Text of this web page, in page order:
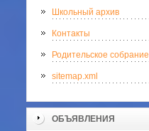
Школьный архив
Контакты
Родительское собрание
sitemap.xml
ОБЪЯВЛЕНИЯ